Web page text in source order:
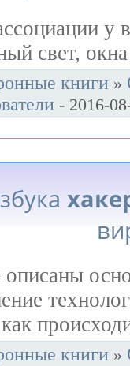
у
свет,
книги »
- 2016-
описаны
книги »